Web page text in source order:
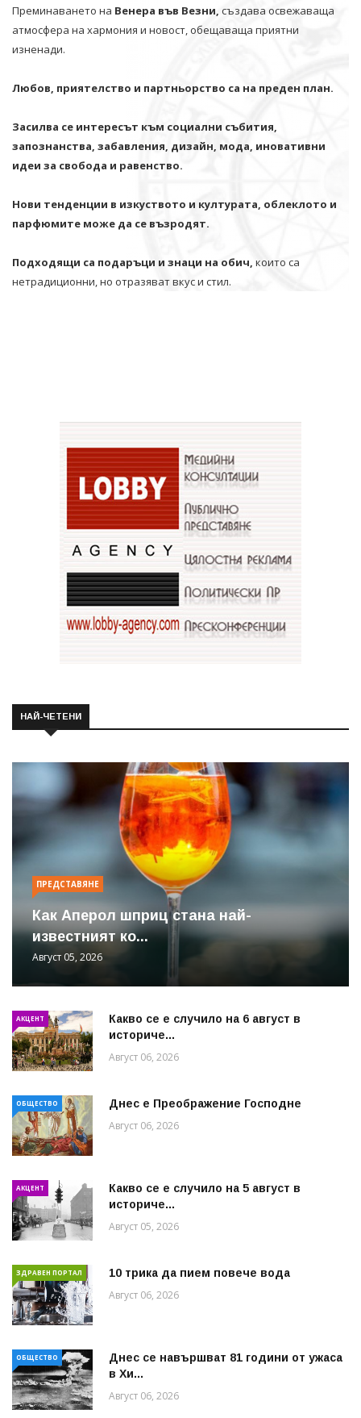
Преминаването на Венера във Везни, създава освежаваща
атмосфера на хармония и новост, обещаваща приятни
изненади.
Любов, приятелство и партньорство са на преден план.
Засилва се интересът към социални събития,
запознанства, забавления, дизайн, мода, иновативни
идеи за свобода и равенство.
Нови тенденции в изкуството и културата, облеклото и
парфюмите може да се възродят.
Подходящи са подаръци и знаци на обич, които са
нетрадиционни, но отразяват вкус и стил.
НАЙ-ЧЕТЕНИ
ПРЕДСТАВЯНЕ
Как Аперол шприц стана най-
известният ко...
Август 05, 2026
АКЦЕНТ
Какво се е случило на 6 август в
историче...
Август 06, 2026
ОБЩЕСТВО Днес е Преображение Господне
Август 06, 2026
АКЦЕНТ
Какво се е случило на 5 август в
историче...
Август 05, 2026
ЗДРАВЕН ПОРТАЛ 10 трика да пием повече вода
Август 06, 2026
ОБЩЕСТВО
Днес се навършват 81 години от ужаса
в Хи...
Август 06, 2026